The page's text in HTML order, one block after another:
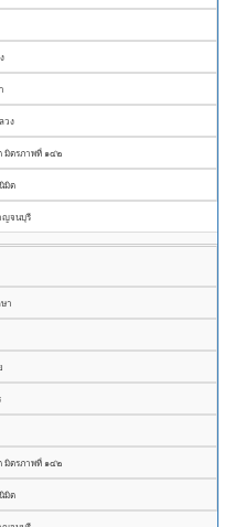
วง
มิตรภาพที่ ๑๔๒
มิต
ญจนบุรี
า
มิตรภาพที่ ๑๔๒
มิต